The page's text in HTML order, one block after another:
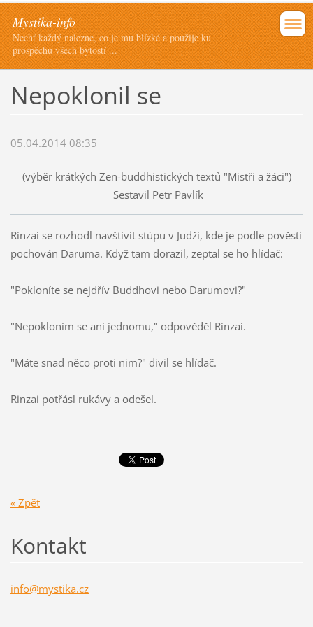
Mystika-info
Nechť každý nalezne, co je mu blízké a použije ku
prospěchu všech bytostí ...
Nepoklonil se
05.04.2014 08:35
(výběr krátkých Zen-buddhistických textů "Mistři a žáci")
Sestavil Petr Pavlík
Rinzai se rozhodl navštívit stúpu v Judži, kde je podle pověsti
pochován Daruma. Když tam dorazil, zeptal se ho hlídač:
"Pokloníte se nejdřív Buddhovi nebo Darumovi?"
"Nepokloním se ani jednomu," odpověděl Rinzai.
"Máte snad něco proti nim?" divil se hlídač.
Rinzai potřásl rukávy a odešel.
« Zpět
Kontakt
info@mystika.cz